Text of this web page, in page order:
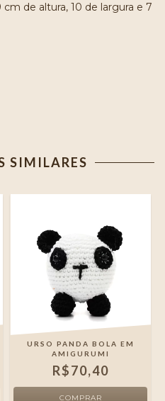
de altura, 10 de largura e 7
SIMILARES
URSO PANDA BOLA EM
AMIGURUMI
R$70,40